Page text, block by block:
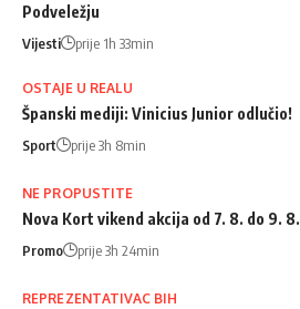
Podveležju
Vijesti prije 1h 33min
OSTAJE U REALU
Španski mediji: Vinicius Junior odlučio!
Sport prije 3h 8min
NE PROPUSTITE
Nova Kort vikend akcija od 7. 8. do 9. 8.
Promo prije 3h 24min
REPREZENTATIVAC BIH